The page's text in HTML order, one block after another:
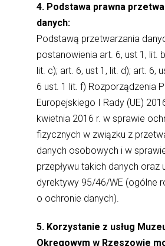
4. Podstawa prawna
danych:
Podstawą przetwarzania
postanowienia art. 6, ust 1, lit.
lit. c); art. 6, ust 1, lit. d); art. 6,
6 ust. 1 lit. f) Rozporządzenia
Europejskiego I Rady (UE)
kwietnia 2016 r. w sprawie
fizycznych w związku z
danych osobowych i w
przepływu takich danych oraz
dyrektywy 95/46/WE (ogólne
o ochronie danych).
5. Korzystanie z usług
Okręgowym w Rzeszowie